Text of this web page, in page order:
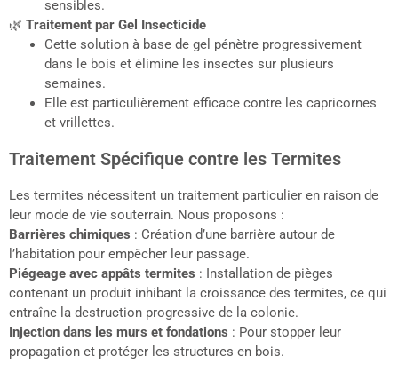
sensibles.
🌿 Traitement par Gel Insecticide
Cette solution à base de gel pénètre progressivement
dans le bois et élimine les insectes sur plusieurs
semaines.
Elle est particulièrement efficace contre les capricornes
et vrillettes.
Traitement Spécifique contre les Termites
Les termites nécessitent un traitement particulier en raison de
leur mode de vie souterrain. Nous proposons :
Barrières chimiques : Création d’une barrière autour de
l’habitation pour empêcher leur passage.
Piégeage avec appâts termites : Installation de pièges
contenant un produit inhibant la croissance des termites, ce qui
entraîne la destruction progressive de la colonie.
Injection dans les murs et fondations : Pour stopper leur
propagation et protéger les structures en bois.